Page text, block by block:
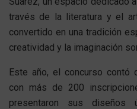
través de la literatura y el
convertido en una tradición
creatividad y la imaginación
Este año, el concurso contó
con más de 200
presentaron sus diseños